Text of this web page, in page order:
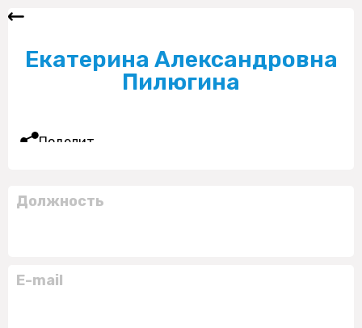
Екатерина Александровна
Пилюгина
Поделиться
Должность
E-mail